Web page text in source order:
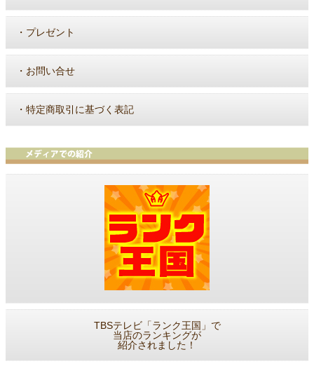
・ プレゼント
・ お問い合せ
・ 特定商取引に基づく表記
TBSテレビ「ランク王国」で
当店のランキングが
紹介されました！